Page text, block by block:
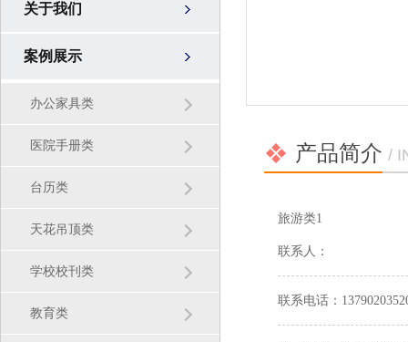
关于我们
案例展示
办公家具类
医院手册类
台历类
天花吊顶类
学校校刊类
教育类
产品简介 /
旅游类1
联系人：
联系电话：